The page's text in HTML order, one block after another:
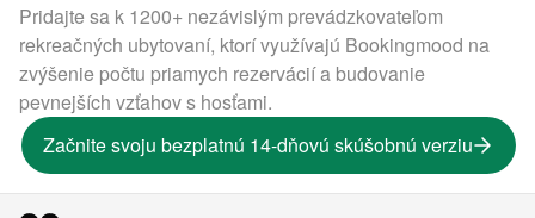
Pridajte sa k 1200+ nezávislým prevádzkovateľom
rekreačných ubytovaní, ktorí využívajú Bookingmood na
zvýšenie počtu priamych rezervácií a budovanie
pevnejších vzťahov s hosťami.
Začnite svoju bezplatnú 14-dňovú skúšobnú verziu